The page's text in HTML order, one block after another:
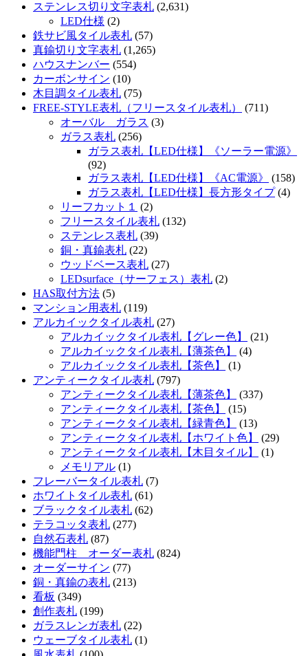
ステンレス切り文字表札 (2,631)
LED仕様 (2)
鉄サビ風タイル表札 (57)
真鍮切り文字表札 (1,265)
ハウスナンバー (554)
カーボンサイン (10)
木目調タイル表札 (75)
FREE-STYLE表札（フリースタイル表札）
(711)
オーバル ガラス (3)
ガラス表札 (256)
ガラス表札【LED仕様】《ソーラー電源》
(92)
ガラス表札【LED仕様】《AC電源》
(158)
ガラス表札【LED仕様】長方形タイプ(4)
リーフカット１
(2)
フリースタイル表札 (132)
ステンレス表札 (39)
銅・真鍮表札 (22)
ウッドベース表札 (27)
LEDsurface（サーフェス）表札 (2)
HAS取付方法 (5)
マンション用表札 (119)
アルカイックタイル表札 (27)
アルカイックタイル表札【グレー色】
(21)
アルカイックタイル表札【薄茶色】
(4)
アルカイックタイル表札【茶色】
(1)
アンティークタイル表札 (797)
アンティークタイル表札【薄茶色】
(337)
アンティークタイル表札【茶色】
(15)
アンティークタイル表札【緑青色】
(13)
アンティークタイル表札【ホワイト色】
(29)
アンティークタイル表札【木目タイル】
(1)
メモリアル (1)
フレーバータイル表札 (7)
ホワイトタイル表札 (61)
ブラックタイル表札 (62)
テラコッタ表札 (277)
自然石表札 (87)
機能門柱 オーダー表札 (824)
オーダーサイン (77)
銅・真鍮の表札 (213)
看板 (349)
創作表札 (199)
ガラスレンガ表札 (22)
ウェーブタイル表札 (1)